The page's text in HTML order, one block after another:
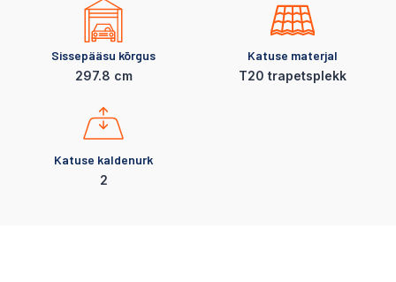
Sissepääsu kõrgus
297.8 cm
Katuse materjal
T20 trapetsplekk
Katuse kaldenurk
2